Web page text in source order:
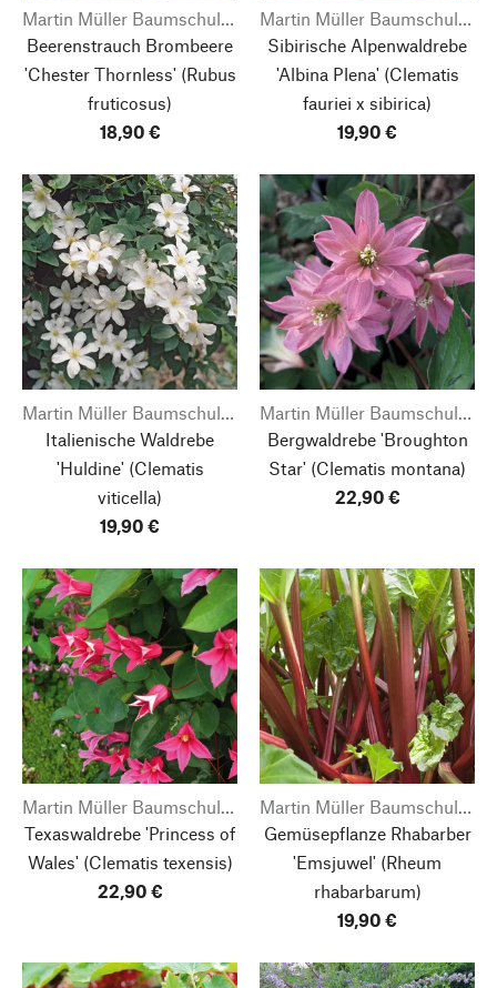
Martin Müller Baumschulen
Beerenstrauch Brombeere
'Chester Thornless'(Rubus
fruticosus)
18,90 €
Martin Müller Baumschulen
Sibirische Alpenwaldrebe
'Albina Plena'(Clematis
fauriei x sibirica)
19,90 €
Martin Müller Baumschulen
Italienische Waldrebe
'Huldine'(Clematis
viticella)
19,90 €
Martin Müller Baumschulen
Bergwaldrebe 'Broughton
Star' (Clematis montana)
22,90 €
Martin Müller Baumschulen
Texaswaldrebe 'Princess of
Wales'(Clematis texensis)
22,90 €
Martin Müller Baumschulen
Gemüsepflanze Rhabarber
'Emsjuwel' (Rheum
rhabarbarum)
19,90 €